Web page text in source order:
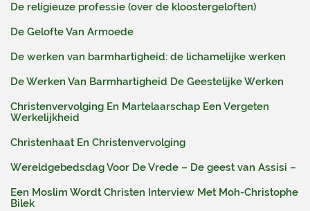
De religieuze professie (over de kloostergeloften)
De Gelofte Van Armoede
De werken van barmhartigheid: de lichamelijke werken
De Werken Van Barmhartigheid De Geestelijke Werken
Christenvervolging En Martelaarschap Een Vergeten
Werkelijkheid
Christenhaat En Christenvervolging
Wereldgebedsdag Voor De Vrede – De geest van Assisi –
Een Moslim Wordt Christen Interview Met Moh-Christophe
Bilek